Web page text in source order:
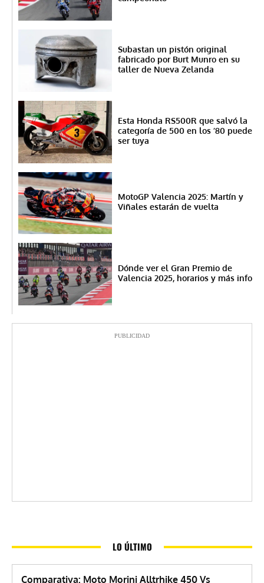
Subastan un pistón original
fabricado por Burt Munro en su
taller de Nueva Zelanda
Esta Honda RS500R que salvó la
categoría de 500 en los ’80 puede
ser tuya
MotoGP Valencia 2025: Martín y
Viñales estarán de vuelta
Dónde ver el Gran Premio de
Valencia 2025, horarios y más info
PUBLICIDAD
LO ÚLTIMO
Comparativa: Moto Morini Alltrhike 450 Vs